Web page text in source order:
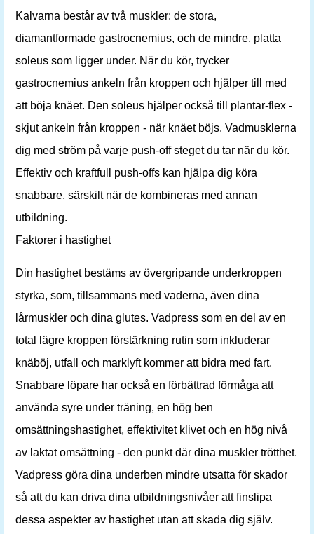
Kalvarna består av två muskler: de stora,
diamantformade gastrocnemius, och de mindre, platta
soleus som ligger under. När du kör, trycker
gastrocnemius ankeln från kroppen och hjälper till med
att böja knäet. Den soleus hjälper också till plantar-flex -
skjut ankeln från kroppen - när knäet böjs. Vadmusklerna
dig med ström på varje push-off steget du tar när du kör.
Effektiv och kraftfull push-offs kan hjälpa dig köra
snabbare, särskilt när de kombineras med annan
utbildning.
Faktorer i hastighet
Din hastighet bestäms av övergripande underkroppen
styrka, som, tillsammans med vaderna, även dina
lårmuskler och dina glutes. Vadpress som en del av en
total lägre kroppen förstärkning rutin som inkluderar
knäböj, utfall och marklyft kommer att bidra med fart.
Snabbare löpare har också en förbättrad förmåga att
använda syre under träning, en hög ben
omsättningshastighet, effektivitet klivet och en hög nivå
av laktat omsättning - den punkt där dina muskler trötthet.
Vadpress göra dina underben mindre utsatta för skador
så att du kan driva dina utbildningsnivåer att finslipa
dessa aspekter av hastighet utan att skada dig själv.